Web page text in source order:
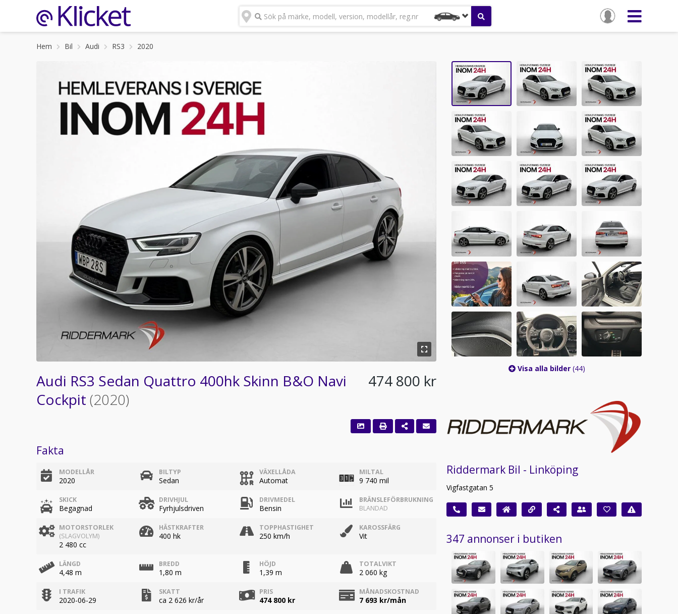
Sök på märke, modell, version, modellår, reg.nr
Hem Bil Audi RS3 2020
Audi RS3 Sedan Quattro 400hk Skinn B&O Navi
Cockpit (2020)
474 800 kr
Fakta
MODELLÅR
2020
BILTYP
Sedan
VÄXELLÅDA
Automat
MILTAL
9 740 mil
SKICK
Begagnad
DRIVHJUL
Fyrhjulsdriven
DRIVMEDEL
Bensin
BRÄNSLEFÖRBRUKNING
BLANDAD
MOTORSTORLEK
(SLAGVOLYM)
2 480 cc
HÄSTKRAFTER
400 hk
TOPPHASTIGHET
250 km/h
KAROSSFÄRG
Vit
LÄNGD
4,48 m
BREDD
1,80 m
HÖJD
1,39 m
TOTALVIKT
2 060 kg
I TRAFIK
2020-06-29
SKATT
ca 2 626 kr/år
PRIS
474 800 kr
MÅNADSKOSTNAD
7 693 kr/mån
Visa alla bilder (44)
Riddermark Bil - Linköping
Vigfastgatan 5
347 annonser i butiken